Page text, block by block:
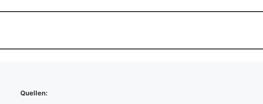
Quellen: